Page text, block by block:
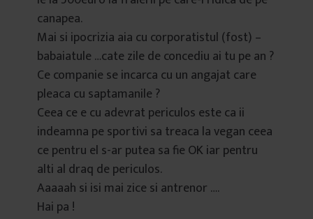
canapea.
Mai si ipocrizia aia cu corporatistul (fost) –
babaiatule …cate zile de concediu ai tu pe an ?
Ce companie se incarca cu un angajat care
pleaca cu saptamanile ?
Ceea ce e cu adevrat periculos este ca ii
indeamna pe sportivi sa treaca la vegan ceea
ce pentru el s-ar putea sa fie OK iar pentru
alti al draq de periculos.
Aaaaah si isi mai zice si antrenor ….
Hai pa !